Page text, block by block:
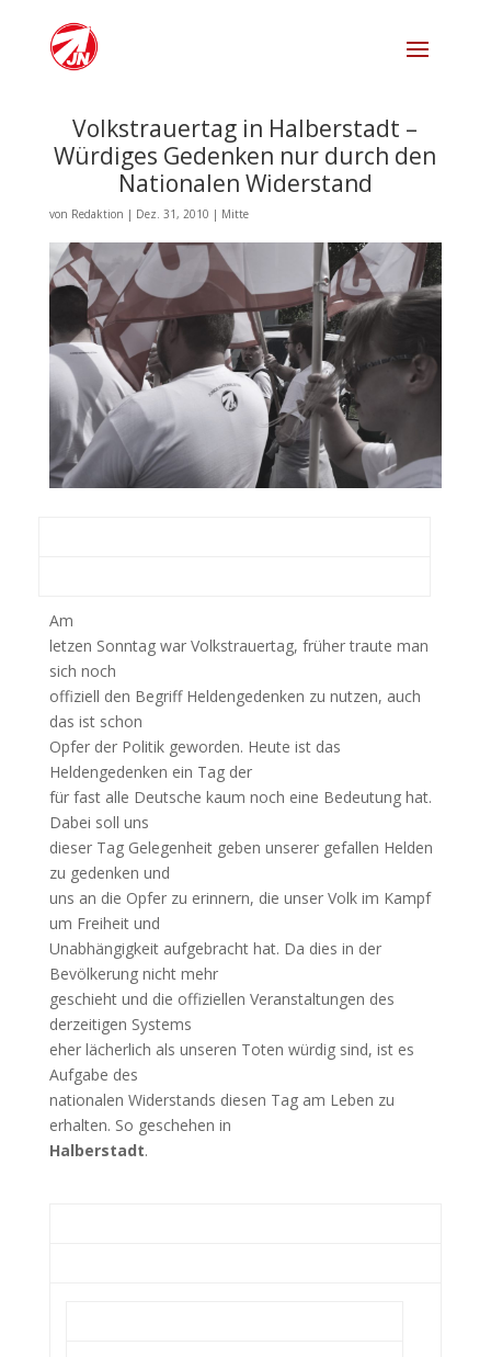
Volkstrauertag in Halberstadt –
Würdiges Gedenken nur durch den
Nationalen Widerstand
von Redaktion | Dez. 31, 2010 | Mitte
Am
letzen Sonntag war Volkstrauertag, früher traute man
sich noch
offiziell den Begriff Heldengedenken zu nutzen, auch
das ist schon
Opfer der Politik geworden. Heute ist das
Heldengedenken ein Tag der
für fast alle Deutsche kaum noch eine Bedeutung hat.
Dabei soll uns
dieser Tag Gelegenheit geben unserer gefallen Helden
zu gedenken und
uns an die Opfer zu erinnern, die unser Volk im Kampf
um Freiheit und
Unabhängigkeit aufgebracht hat. Da dies in der
Bevölkerung nicht mehr
geschieht und die offiziellen Veranstaltungen des
derzeitigen Systems
eher lächerlich als unseren Toten würdig sind, ist es
Aufgabe des
nationalen Widerstands diesen Tag am Leben zu
erhalten. So geschehen in
Halberstadt.